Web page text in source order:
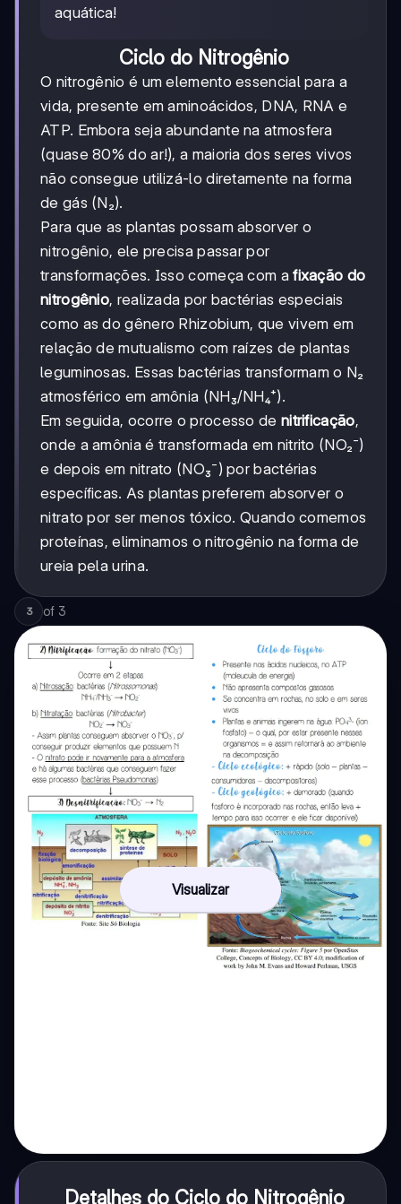
aquática!
Ciclo do Nitrogênio
O nitrogênio é um elemento essencial para a
vida, presente em aminoácidos, DNA, RNA e
ATP. Embora seja abundante na atmosfera
(quase 80% do ar!), a maioria dos seres vivos
não consegue utilizá-lo diretamente na forma
de gás (N₂).
Para que as plantas possam absorver o
nitrogênio, ele precisa passar por
transformações. Isso começa com afixação do
nitrogênio, realizada por bactérias especiais
como as do gênero Rhizobium, que vivem em
relação de mutualismo com raízes de plantas
leguminosas. Essas bactérias transformam o N₂
atmosférico em amônia (NH₃/NH₄⁺).
Em seguida, ocorre o processo de nitrificação,
onde a amônia é transformada em nitrito (NO₂⁻)
e depois em nitrato (NO₃⁻) por bactérias
específicas. As plantas preferem absorver o
nitrato por ser menos tóxico. Quando comemos
proteínas, eliminamos o nitrogênio na forma de
ureia pela urina.
3 of 3
Visualizar
Detalhes do Ciclo do Nitrogênio